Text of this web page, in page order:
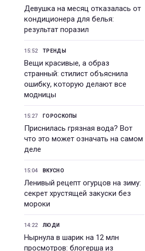
Девушка на месяц отказалась от
кондиционера для белья:
результат поразил
15:52 ТРЕНДЫ
Вещи красивые, а образ
странный: стилист объяснила
ошибку, которую делают все
модницы
15:27 ГОРОСКОПЫ
Приснилась грязная вода? Вот
что это может означать на самом
деле
15:04 ВКУСНО
Ленивый рецепт огурцов на зиму:
секрет хрустящей закуски без
мороки
14:22 ЛЮДИ
Нырнула в шарик на 12 млн
просмотров: блогерша из